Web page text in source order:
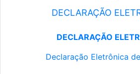
DECLARAÇÃO
DECLARAÇÃO
Declaração Eletrônica